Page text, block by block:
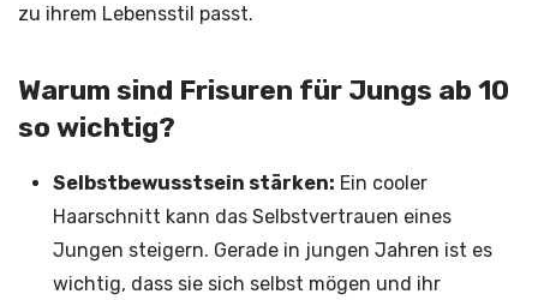
zu ihrem Lebensstil passt.
Warum sind Frisuren für Jungs ab 10
so wichtig?
Selbstbewusstsein stärken: Ein cooler
Haarschnitt kann das Selbstvertrauen eines
Jungen steigern. Gerade in jungen Jahren ist es
wichtig, dass sie sich selbst mögen und ihr